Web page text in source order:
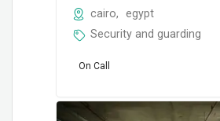
cairo,
egypt
Security and guarding
On Call